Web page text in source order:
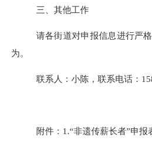
三、其他工作
请各街道对申报信息进行严
为。
联系人：小陈，联系电话：
附件： 1.“非遗传薪长者”申报